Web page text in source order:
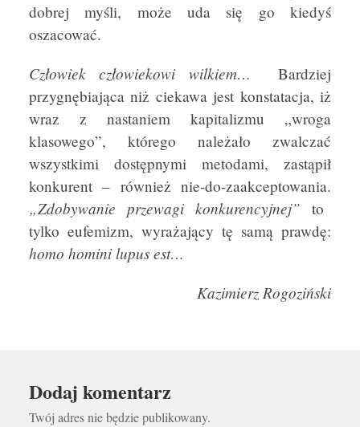
dobrej myśli, może uda się go kiedyś
oszacować.
Człowiek człowiekowi wilkiem… Bardziej
przygnębiająca niż ciekawa jest konstatacja, iż
wraz z nastaniem kapitalizmu „wroga
klasowego”, którego należało zwalczać
wszystkimi dostępnymi metodami, zastąpił
konkurent – również nie-do-zaakceptowania.
„Zdobywanie przewagi konkurencyjnej”to
tylko eufemizm, wyrażający tę samą prawdę:
homo homini lupus est…
Kazimierz Rogoziński
Dodaj komentarz
Twój adres nie będzie publikowany.